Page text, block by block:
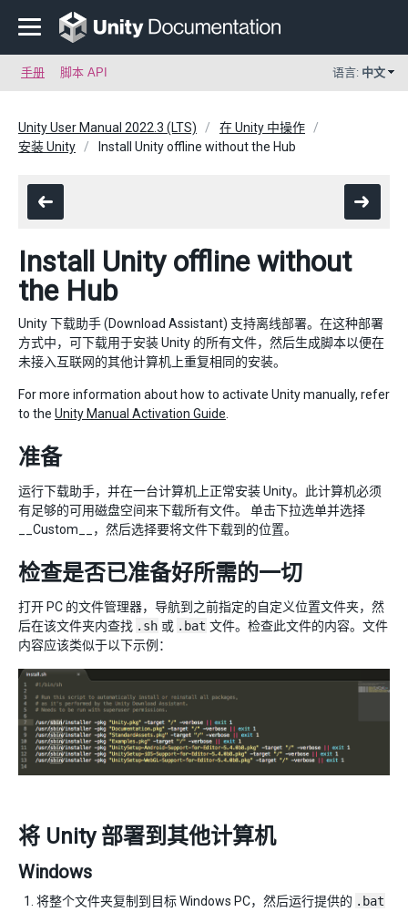
手册 脚本 API 语言: 中文
Unity User Manual 2022.3 (LTS)
在 Unity 中操作
安装 Unity
Install Unity offline without the Hub
Install Unity offline without
the Hub
Unity 下载助手 (Download Assistant) 支持离线部署。在这种部署
方式中，可下载用于安装 Unity 的所有文件，然后生成脚本以便在
未接入互联网的其他计算机上重复相同的安装。
For more information about how to activate Unity manually, refer
to the Unity Manual Activation Guide
准备
运行下载助手，并在一台计算机上正常安装 Unity。此计算机必须
有足够的可用磁盘空间来下载所有文件。 单击下拉选单并选择
__Custom__，然后选择要将文件下载到的位置。
检查是否已准备好所需的一切
打开 PC 的文件管理器，导航到之前指定的自定义位置文件夹，然
后在该文件夹内查找 .sh 或 .bat 文件。检查此文件的内容。文件
内容应该类似于以下示例：
将 Unity 部署到其他计算机
Windows
将整个文件夹复制到目标 Windows PC，然后运行提供的 .bat